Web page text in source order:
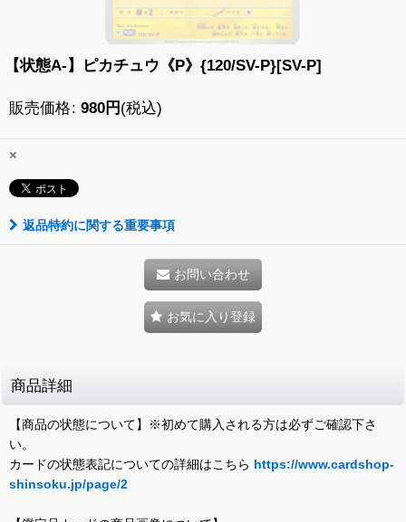
【状態A-】ピカチュウ《P》{120/SV-P}[SV-P]
販売価格: 980円 (税込)
×
返品特約に関する重要事項
お問い合わせ
お気に入り登録
商品詳細
【商品の状態について】※初めて購入される方は必ずご確認下さ
い。
カードの状態表記についての詳細はこちら https://www.cardshop-
shinsoku.jp/page/2